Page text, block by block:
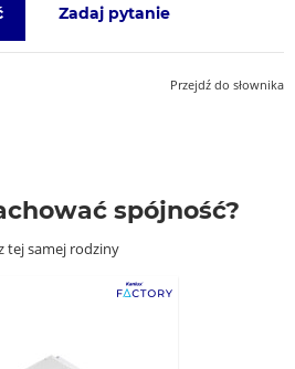
Zadaj pytanie
Przejdź do słownika
spójność?
tej samej rodziny